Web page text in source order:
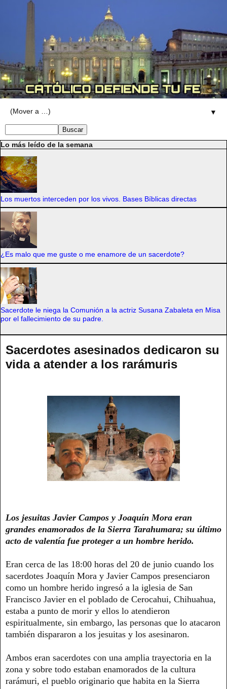
▼
Lo más leído de la semana
Los muertos interceden por los vivos. Bases Bíblicas directas
¿Es malo que me guste o me enamore de un sacerdote?
Sacerdote le niega la Comunión a la actriz Susana Zabaleta en Misa
por el fallecimiento de su padre.
Sacerdotes asesinados dedicaron su
vida a atender a los rarámuris
Los jesuitas Javier Campos y Joaquín Mora eran
grandes enamorados de la Sierra Tarahumara; su último
acto de valentía fue proteger a un hombre herido.
Eran cerca de las 18:00 horas del 20 de junio cuando los
sacerdotes Joaquín Mora y Javier Campos presenciaron
como un hombre herido ingresó a la iglesia de San
Francisco Javier en el poblado de Cerocahui, Chihuahua,
estaba a punto de morir y ellos lo atendieron
espiritualmente, sin embargo, las personas que lo atacaron
también dispararon a los jesuitas y los asesinaron.
Ambos eran sacerdotes con una amplia trayectoria en la
zona y sobre todo estaban enamorados de la cultura
rarámuri, el pueblo originario que habita en la Sierra